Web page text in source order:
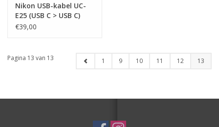
Nikon USB-kabel UC-
E25 (USB C > USB C)
€39,00
Pagina 13 van 13 1 9 10 11 12 13